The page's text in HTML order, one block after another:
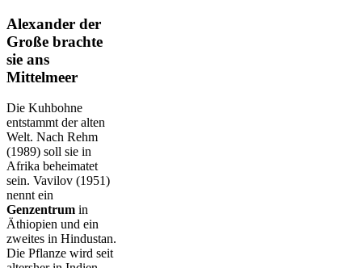
Alexander der
Große brachte
sie ans
Mittelmeer
Die Kuhbohne
entstammt der alten
Welt. Nach Rehm
(1989) soll sie in
Afrika beheimatet
sein. Vavilov (1951)
nennt ein
Genzentrum in
Äthiopien und ein
zweites in Hindustan.
Die Pflanze wird seit